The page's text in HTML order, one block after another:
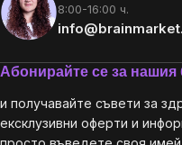
8:00-16:00 ч.
Абонирайте се за нашия
и получавайте съвети за
ексклузивни оферти и